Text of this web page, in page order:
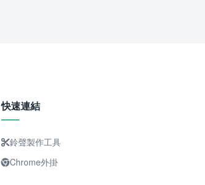
快速連結
鈴聲製作工具
Chrome外掛